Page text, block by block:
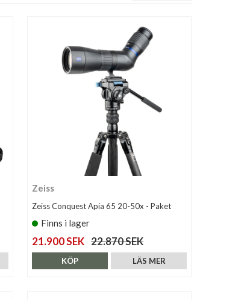
Zeiss
Zeiss Conquest Apia 65 20-50x - Paket
Finns i lager
21.900 SEK 22.870 SEK
LÄS MER
KÖP